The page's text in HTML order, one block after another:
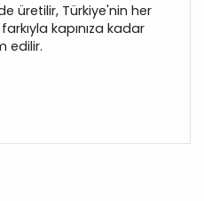
üretilir, Türkiye'nin her
kapınıza kadar
edilir.